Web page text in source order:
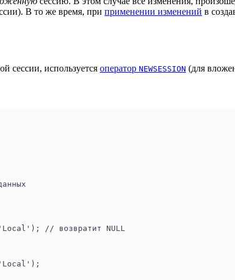
В то же время, при применении изменений в
сессии, используется оператор NEWSESSION (для
// возвратит NULL